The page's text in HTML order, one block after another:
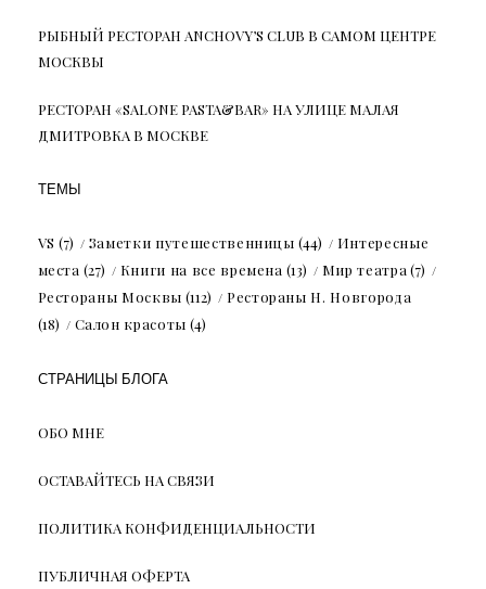
РЫБНЫЙ РЕСТОРАН ANCHOVY’S CLUB В САМОМ ЦЕНТРЕ
МОСКВЫ
РЕСТОРАН «SALONE PASTA&BAR» НА УЛИЦЕ МАЛАЯ
ДМИТРОВКА В МОСКВЕ
ТЕМЫ
VS (7) Заметки путешественницы (44)
Интересные
места (27) Книги на все времена (13) Мир театра (7)
Рестораны Москвы (112)
Рестораны Н. Новгорода
(18)
Салон красоты (4)
СТРАНИЦЫ БЛОГА
ОБО МНЕ
ОСТАВАЙТЕСЬ НА СВЯЗИ
ПОЛИТИКА КОНФИДЕНЦИАЛЬНОСТИ
ПУБЛИЧНАЯ ОФЕРТА